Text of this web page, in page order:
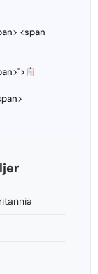
<span